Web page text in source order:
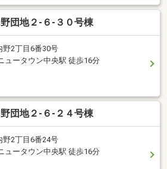
団地２-６-３０号棟
野2丁目6番30号
ュータウン中央駅 徒歩16分
団地２-６-２４号棟
野2丁目6番24号
ュータウン中央駅 徒歩16分